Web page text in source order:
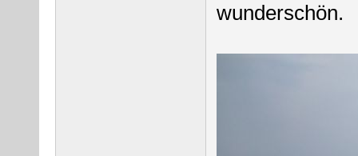
wunderschön.